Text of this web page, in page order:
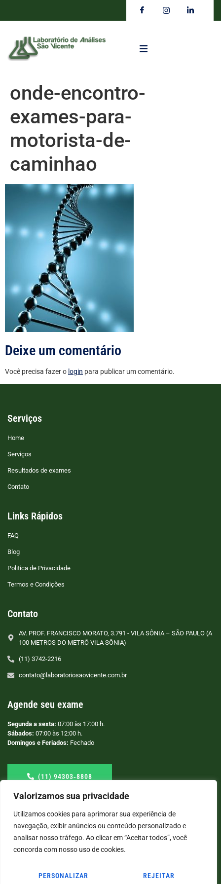
Valorizamos sua privacidade
Utilizamos cookies para aprimorar sua experiência de
navegação, exibir anúncios ou conteúdo personalizado e
analisar nosso tráfego. Ao clicar em “Aceitar todos”, você
concorda com nosso uso de cookies.
PERSONALIZAR REJEITAR
onde-encontro-
exames-para-
motorista-de-
caminhao
Deixe um comentário
Você precisa fazer o login para publicar um comentário.
Serviços
Home
Serviços
Resultados de exames
Contato
Links Rápidos
FAQ
Blog
Politica de Privacidade
Termos e Condições
Contato
AV. PROF. FRANCISCO MORATO, 3.791 - VILA SÔNIA – SÃO PAULO (A
100 METROS DO METRÔ VILA SÔNIA)
(11) 3742-2216
contato@laboratoriosaovicente.com.br
Agende seu exame
Segunda a sexta: 07:00 às 17:00 h.
Sábados: 07:00 às 12:00 h.
Domingos e Feriados: Fechado
(11) 94303‑8808